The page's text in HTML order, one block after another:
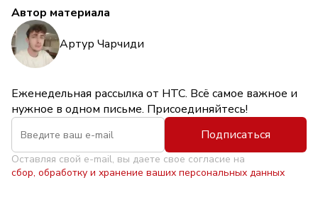
Автор материала
Артур Чарчиди
Еженедельная рассылка от НТС. Всё самое важное и
нужное в одном письме. Присоединяйтесь!
Подписаться
Оставляя свой e-mail, вы даете свое согласие на
сбор, обработку и хранение ваших персональных данных